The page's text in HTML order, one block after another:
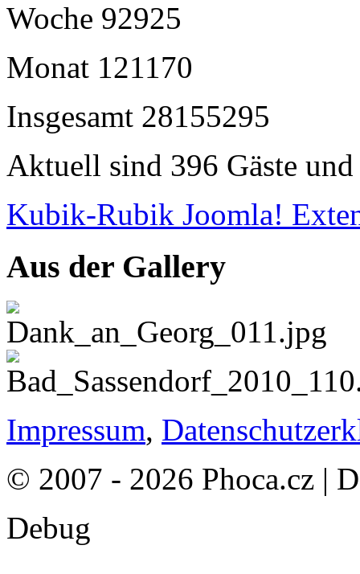
Woche 92925
Monat 121170
Insgesamt 28155295
Aktuell sind 396 Gäste
Kubik-Rubik Joomla!
Aus der Gallery
Impressum,
© 2007 - 2026 Phoca.cz |
Debug